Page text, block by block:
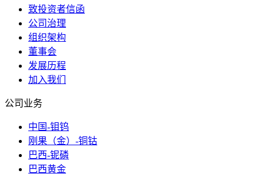
致投资者信函
公司治理
组织架构
董事会
发展历程
加入我们
公司业务
中国-钼钨
刚果（金）-铜钴
巴西-铌磷
巴西黄金